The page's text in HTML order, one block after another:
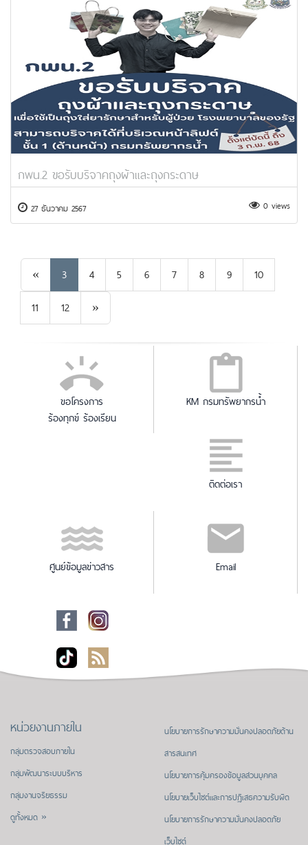
กพน.2 ขอรับบริจาคถุงผ้าและถุงกระดาษ
27 ธันวาคม 2567 0 views
« Previous
3 4 5 6 7 8 9
10
11
12 »
ขอโครงการ
ร้องทุกข์ ร้องเรียน
KM กรมทรัพยากรน้ำ
ติดต่อเรา
ศูนย์ข้อมูลข่าวสาร Email
หน่วยงานภายใน
กลุ่มตรวจสอบภายใน
กลุ่มพัฒนาระบบบริหาร
กลุ่มงานจริยธรรม
ดูทั้งหมด »
นโยบายการรักษาความมั่นคงปลอดภัยด้าน
สารสนเทศ
นโยบายการคุ้มครองข้อมูลส่วนบุคคล
นโยบายเว็บไซต์และการปฏิเสธความรับผิด
นโยบายการรักษาความมั่นคงปลอดภัย
เว็บไซต์